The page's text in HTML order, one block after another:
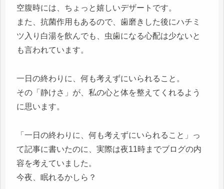
空腹時には、ちょっと嬉しいデザートです。
また、抗菌作用もあるので、歯磨きした後にハチミ
ツ入り白湯を飲んでも、虫歯になる心配は少ないと
も言われています。
一日の終わりに、何も考えずにいられること。
その「静けさ」が、私の心と体を整えてくれるよう
に思います。
「一日の終わりに、何も考えずにいられること」っ
て記事に書いたのに、実際は夜11時までブログの内
容を考えていました。
今夜、眠れるかしら？